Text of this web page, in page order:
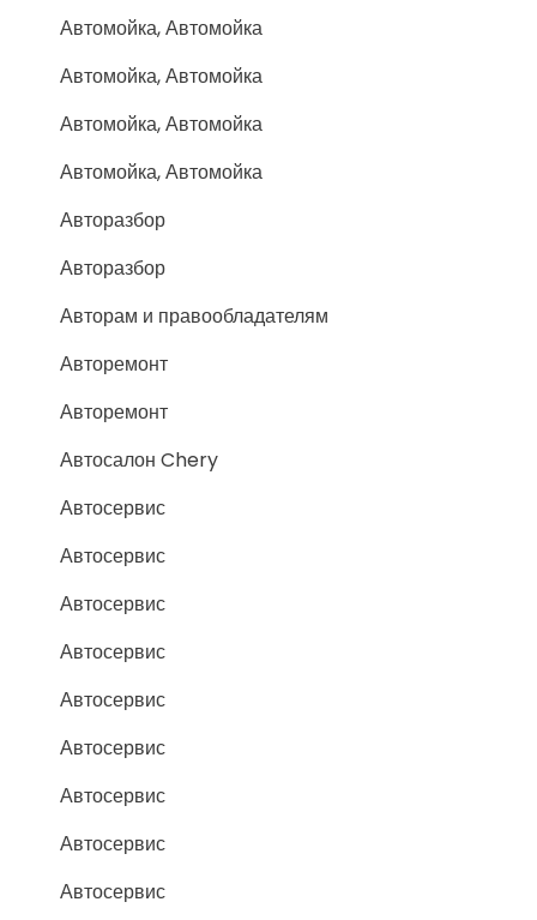
Автомойка, Автомойка
Автомойка, Автомойка
Автомойка, Автомойка
Автомойка, Автомойка
Авторазбор
Авторазбор
Авторам и правообладателям
Авторемонт
Авторемонт
Автосалон Chery
Автосервис
Автосервис
Автосервис
Автосервис
Автосервис
Автосервис
Автосервис
Автосервис
Автосервис